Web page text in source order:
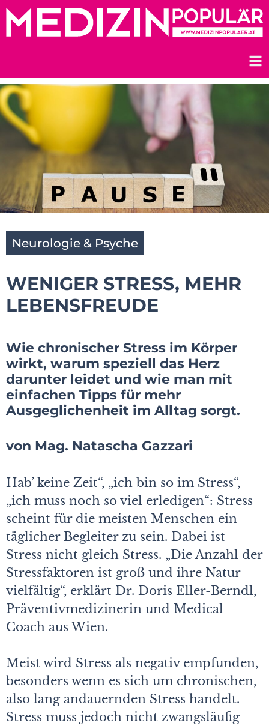
Zum
Inhalt
Neurologie & Psyche
WENIGER STRESS, MEHR
LEBENSFREUDE
Wie chronischer Stress im Körper
wirkt, warum speziell das Herz
darunter leidet und wie man mit
einfachen Tipps für mehr
Ausgeglichenheit im Alltag sorgt.
von Mag. Natascha Gazzari
Hab’ keine Zeit“, „ich bin so im Stress“,
„ich muss noch so viel erledigen“: Stress
scheint für die meisten Menschen ein
täglicher Begleiter zu sein. Dabei ist
Stress nicht gleich Stress. „Die Anzahl der
Stressfaktoren ist groß und ihre Natur
vielfältig“, erklärt Dr. Doris Eller-Berndl,
Präventivmedizinerin und Medical
Coach aus Wien.
Meist wird Stress als negativ empfunden,
besonders wenn es sich um chronischen,
also lang andauernden Stress handelt.
Stress muss jedoch nicht zwangsläufig